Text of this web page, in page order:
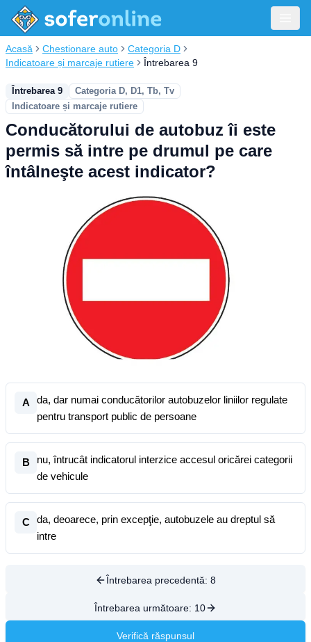
Acasă Chestionare auto
Categoria D
Indicatoare și marcaje rutiere
Întrebarea 9
Întrebarea 9
Categoria D, D1, Tb, Tv
Indicatoare și marcaje rutiere
Conducătorului de autobuz îi este
permis să intre pe drumul pe care
întâlneşte acest indicator?
A
da, dar numai conducătorilor autobuzelor liniilor regulate
pentru transport public de persoane
B
nu, întrucât indicatorul interzice accesul oricărei categorii
de vehicule
C
da, deoarece, prin excepţie, autobuzele au dreptul să
intre
Întrebarea precedentă: 8
Întrebarea următoare: 10
Verifică răspunsul